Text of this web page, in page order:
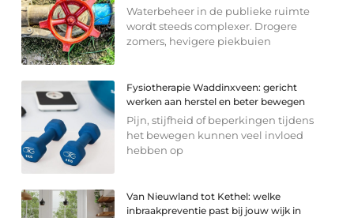
Waterbeheer in de publieke ruimte
wordt steeds complexer. Drogere
zomers, hevigere piekbuien
Fysiotherapie Waddinxveen: gericht
werken aan herstel en beter bewegen
Pijn, stijfheid of beperkingen tijdens
het bewegen kunnen veel invloed
hebben op
Van Nieuwland tot Kethel: welke
inbraakpreventie past bij jouw wijk in